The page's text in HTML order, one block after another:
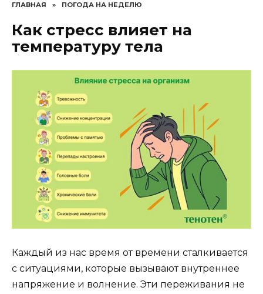
ГЛАВНАЯ » ПОГОДА НА НЕДЕЛЮ
Как стресс влияет на
температуру тела
Каждый из нас время от времени сталкивается
с ситуациями, которые вызывают внутреннее
напряжение и волнение. Эти переживания не